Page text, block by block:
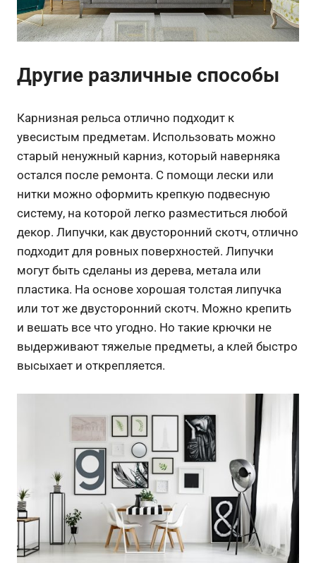
Другие различные способы
Карнизная рельса отлично подходит к
увесистым предметам. Использовать можно
старый ненужный карниз, который наверняка
остался после ремонта. С помощи лески или
нитки можно оформить крепкую подвесную
систему, на которой легко разместиться любой
декор. Липучки, как двусторонний скотч, отлично
подходит для ровных поверхностей. Липучки
могут быть сделаны из дерева, метала или
пластика. На основе хорошая толстая липучка
или тот же двусторонний скотч. Можно крепить
и вешать все что угодно. Но такие крючки не
выдерживают тяжелые предметы, а клей быстро
высыхает и открепляется.